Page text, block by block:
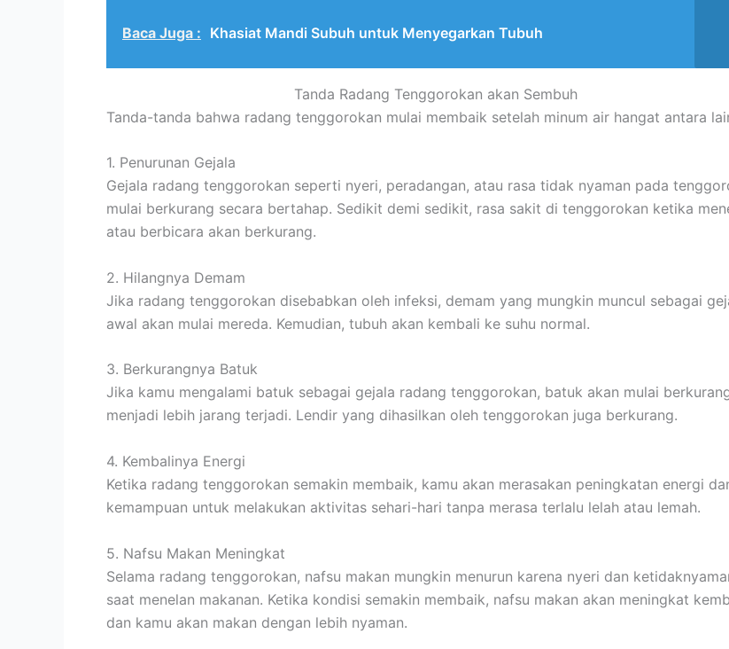
Baca Juga : Khasiat Mandi Subuh untuk Menyegarkan Tubuh
Tanda Radang Tenggorokan akan Sembuh
Tanda-tanda bahwa radang tenggorokan mulai membaik setelah minum air hangat antara
1. Penurunan Gejala
Gejala radang tenggorokan seperti nyeri, peradangan, atau rasa tidak nyaman pada
mulai berkurang secara bertahap. Sedikit demi sedikit, rasa sakit di tenggorokan ketika
atau berbicara akan berkurang.
2. Hilangnya Demam
Jika radang tenggorokan disebabkan oleh infeksi, demam yang mungkin muncul sebagai
awal akan mulai mereda. Kemudian, tubuh akan kembali ke suhu normal.
3. Berkurangnya Batuk
Jika kamu mengalami batuk sebagai gejala radang tenggorokan, batuk akan mulai
menjadi lebih jarang terjadi. Lendir yang dihasilkan oleh tenggorokan juga berkurang.
4. Kembalinya Energi
Ketika radang tenggorokan semakin membaik, kamu akan merasakan peningkatan energi
kemampuan untuk melakukan aktivitas sehari-hari tanpa merasa terlalu lelah atau lemah.
5. Nafsu Makan Meningkat
Selama radang tenggorokan, nafsu makan mungkin menurun karena nyeri dan
saat menelan makanan. Ketika kondisi semakin membaik, nafsu makan akan meningkat
dan kamu akan makan dengan lebih nyaman.